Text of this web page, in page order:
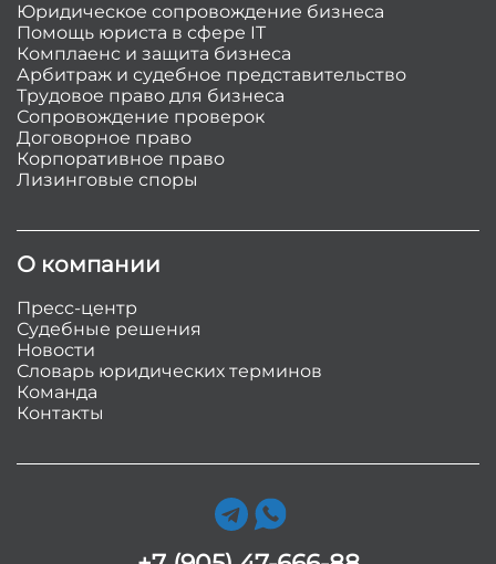
Юридическое сопровождение бизнеса
Помощь юриста в сфере IT
Комплаенс и защита бизнеса
Арбитраж и судебное представительство
Трудовое право для бизнеса
Сопровождение проверок
Договорное право
Корпоративное право
Лизинговые споры
О компании
Пресс-центр
Судебные решения
Новости
Словарь юридических терминов
Команда
Контакты